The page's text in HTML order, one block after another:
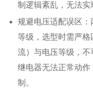
制逻辑紊乱，无法实
规避电压适配误区
等级，选型时需严
流）与电压等级，
继电器无法正常动
制。